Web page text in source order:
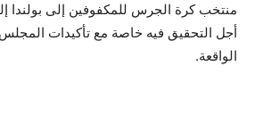
منتخب كرة الجرس للمكفوفين إلى بولندا
أجل التحقيق فيه خاصة مع تأكيدات
الواقعة.